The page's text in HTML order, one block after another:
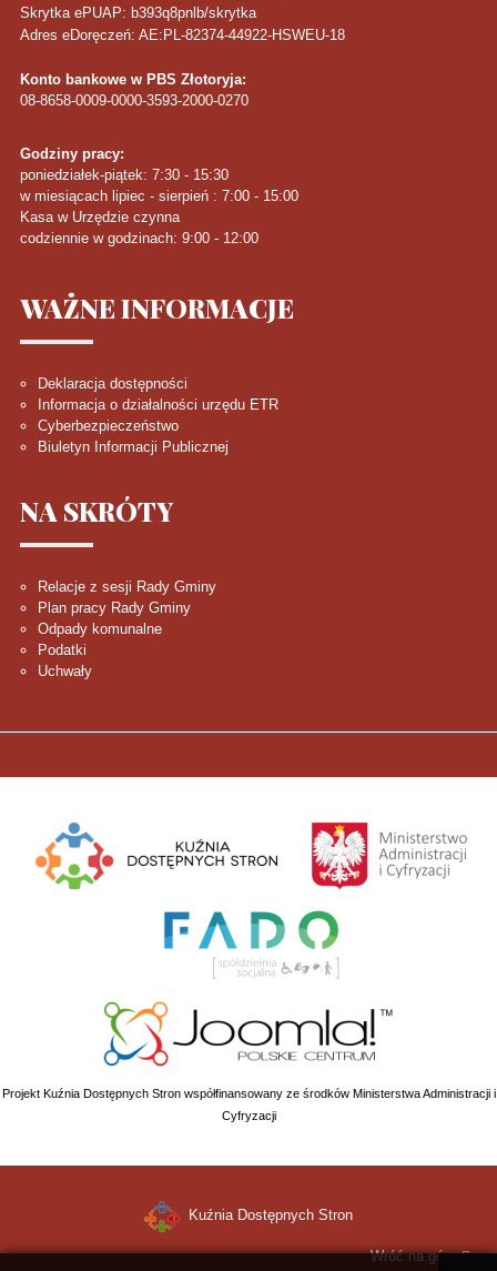
Skrytka ePUAP: b393q8pnlb/skrytka
Adres eDoręczeń: AE:PL-82374-44922-HSWEU-18
Konto bankowe w PBS Złotoryja:
08-8658-0009-0000-3593-2000-0270
Godziny pracy:
poniedziałek-piątek: 7:30 - 15:30
w miesiącach lipiec - sierpień : 7:00 - 15:00
Kasa w Urzędzie czynna
codziennie w godzinach: 9:00 - 12:00
WAŻNEINFORMACJE
Deklaracja dostępności
Informacja o działalności urzędu ETR
Cyberbezpieczeństwo
Biuletyn Informacji Publicznej
NA SKRÓTY
Relacje z sesji Rady Gminy
Plan pracy Rady Gminy
Odpady komunalne
Podatki
Uchwały
Projekt Kuźnia Dostępnych Stron współfinansowany ze środków Ministerstwa Administracji i
Cyfryzacji
Kuźnia Dostępnych Stron
Wróć na górę